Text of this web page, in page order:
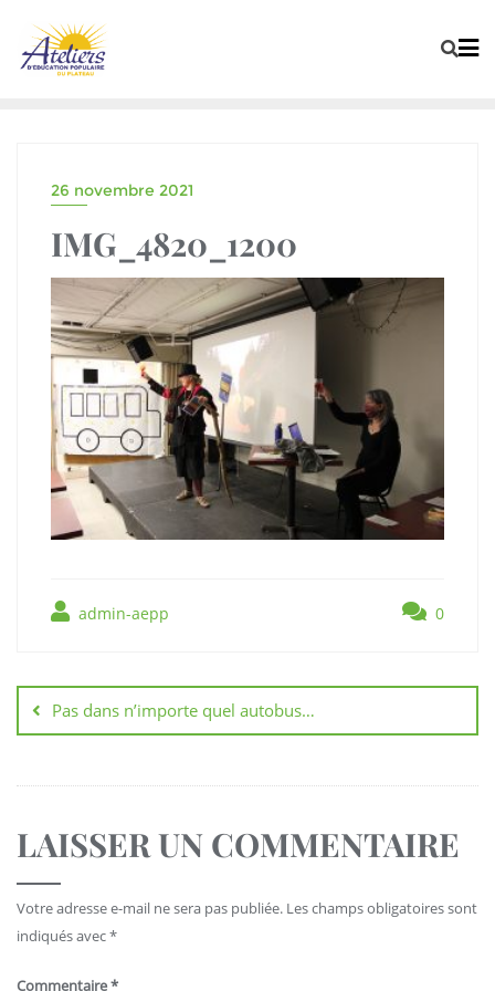
26 novembre 2021
IMG_4820_1200
admin-aepp 0
Pas dans n’importe quel autobus…
LAISSER UN COMMENTAIRE
Votre adresse e-mail ne sera pas publiée. Les champs obligatoires sont
indiqués avec*
Commentaire*